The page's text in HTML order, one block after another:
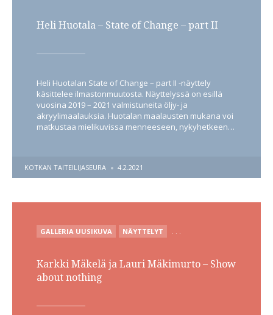
Heli Huotala – State of Change – part II
Heli Huotalan State of Change – part II -näyttely
käsittelee ilmastonmuutosta. Näyttelyssä on esillä
vuosina 2019 – 2021 valmistuneita öljy- ja
akryylimaalauksia. Huotalan maalausten mukana voi
matkustaa mielikuvissa menneeseen, nykyhetkeen…
POSTED
BY
KOTKAN TAITEILIJASEURA 4.2.2021
POSTED
IN
GALLERIA UUSIKUVA NÄYTTELYT . . .
Karkki Mäkelä ja Lauri Mäkimurto – Show
about nothing